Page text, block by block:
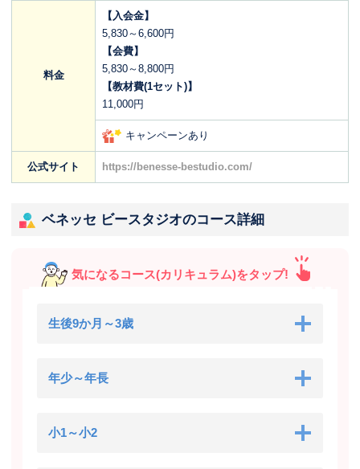
料金
【入会金】
5,830～6,600円
【会費】
5,830～8,800円
【教材費(1セット)】
11,000円
キャンペーンあり
公式サイト https://benesse-bestudio.com/
ベネッセ ビースタジオのコース詳細
気になるコース(カリキュラム)をタップ!
生後9か月～3歳
年少～年長
小1～小2